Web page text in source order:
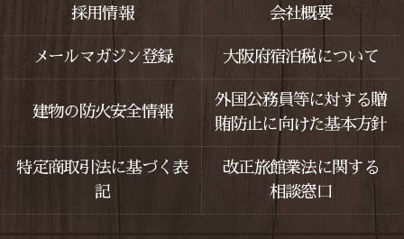
採用情報 会社概要
メールマガジン登録 大阪府宿泊税について
建物の防火安全情報
外国公務員等に対する贈
賄防止に向けた基本方針
特定商取引法に基づく表
記
改正旅館業法に関する
相談窓口